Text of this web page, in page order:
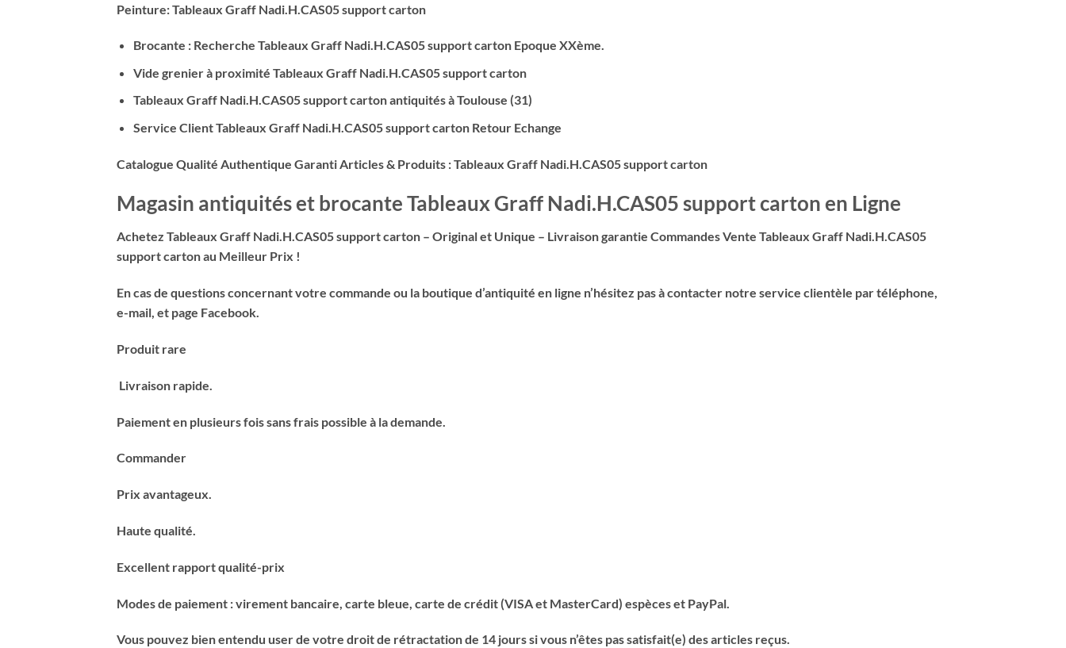
Peinture: Tableaux Graff Nadi.H.CAS05 support carton
Brocante : Recherche Tableaux Graff Nadi.H.CAS05 support carton Epoque XXème.
Vide grenier à proximité Tableaux Graff Nadi.H.CAS05 support carton
Tableaux Graff Nadi.H.CAS05 support carton antiquités à Toulouse (31)
Service Client Tableaux Graff Nadi.H.CAS05 support carton Retour Echange
Catalogue Qualité Authentique Garanti Articles & Produits : Tableaux Graff Nadi.H.CAS05 support carton
Magasin antiquités et brocante Tableaux Graff Nadi.H.CAS05 support carton en Ligne
Achetez Tableaux Graff Nadi.H.CAS05 support carton – Original et Unique – Livraison garantie Commandes Vente Tableaux Graff Nadi.H.CAS05
support carton au Meilleur Prix !
En cas de questions concernant votre commande ou la boutique d’antiquité en ligne n’hésitez pas à contacter notre service clientèle par téléphone,
e-mail, et page Facebook.
Produit rare
Livraison rapide.
Paiement en plusieurs fois sans frais possible à la demande.
Commander
Prix avantageux.
Haute qualité.
Excellent rapport qualité-prix
Modes de paiement : virement bancaire, carte bleue, carte de crédit (VISA et MasterCard) espèces et PayPal.
Vous pouvez bien entendu user de votre droit de rétractation de 14 jours si vous n’êtes pas satisfait(e) des articles reçus.